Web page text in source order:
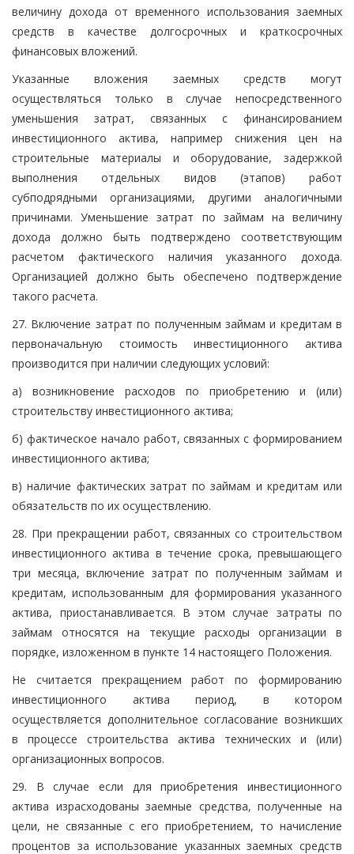
величину дохода от временного использования заемных
средств в качестве долгосрочных и краткосрочных
финансовых вложений.
Указанные вложения заемных средств могут
осуществляться только в случае непосредственного
уменьшения затрат, связанных с финансированием
инвестиционного актива, например снижения цен на
строительные материалы и оборудование, задержкой
выполнения отдельных видов (этапов) работ
субподрядными организациями, другими аналогичными
причинами. Уменьшение затрат по займам на величину
дохода должно быть подтверждено соответствующим
расчетом фактического наличия указанного дохода.
Организацией должно быть обеспечено подтверждение
такого расчета.
27. Включение затрат по полученным займам и кредитам в
первоначальную стоимость инвестиционного актива
производится при наличии следующих условий:
а) возникновение расходов по приобретению и (или)
строительству инвестиционного актива;
б) фактическое начало работ, связанных с формированием
инвестиционного актива;
в) наличие фактических затрат по займам и кредитам или
обязательств по их осуществлению.
28. При прекращении работ, связанных со строительством
инвестиционного актива в течение срока, превышающего
три месяца, включение затрат по полученным займам и
кредитам, использованным для формирования указанного
актива, приостанавливается. В этом случае затраты по
займам относятся на текущие расходы организации в
порядке, изложенном в пункте 14 настоящего Положения.
Не считается прекращением работ по формированию
инвестиционного актива период, в котором
осуществляется дополнительное согласование возникших
в процессе строительства актива технических и (или)
организационных вопросов.
29. В случае если для приобретения инвестиционного
актива израсходованы заемные средства, полученные на
цели, не связанные с его приобретением, то начисление
процентов за использование указанных заемных средств